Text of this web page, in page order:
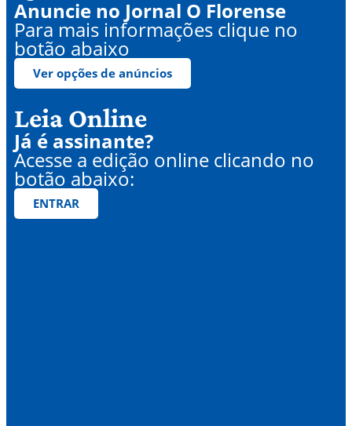
Anuncie no Jornal O Florense
Para mais informações clique no
botão abaixo
Ver opções de anúncios
Leia Online
Já é assinante?
Acesse a edição online clicando no
botão abaixo:
ENTRAR